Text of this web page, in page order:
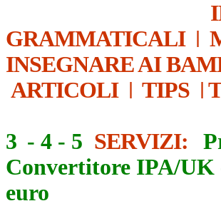
GRAMMATICALI|
INSEGNARE AI
ARTICOLI| TIPS |
3 - 4 - 5 SERVIZI:
Convertitore IPA/UK
euro